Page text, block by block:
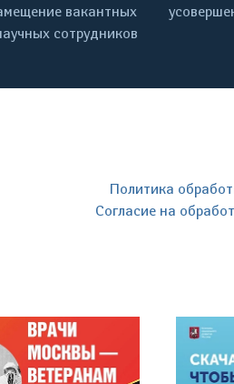
вакантных
сотрудников
Политика
Согласие на